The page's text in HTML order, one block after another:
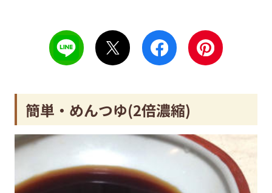
簡単・めんつゆ(2倍濃縮)